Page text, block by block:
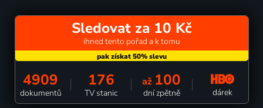
Sledovat za 10 Kč
ihned tento pořad a k tomu
4909
dokumentů
176
TV stanic
až 100
dní zpětně dárek